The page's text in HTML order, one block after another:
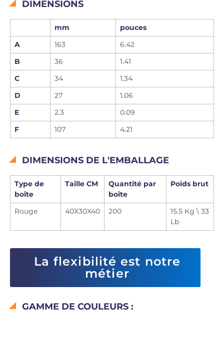
DIMENSIONS
mm
pouces
A
163
6.42
B
36
1.41
C
34
1.34
D
27
1.06
E
2.3
0.09
F
107 4.21
DIMENSIONS DE L'EMBALLAGE
Type de
boîte
Taille CM
Quantité par
boîte
Poids brut
Rouge 40X30X40 200
15.5 Kg \ 33
Lb
La flexibilité est notre
métier
GAMME DE COULEURS :